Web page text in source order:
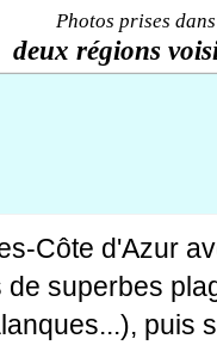
Photos prises dans
deux régions
Côte d'Azur
superbes
puis